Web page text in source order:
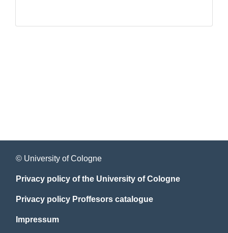
© University of Cologne
Privacy policy of the University of Cologne
Privacy policy Proffesors catalogue
Impressum